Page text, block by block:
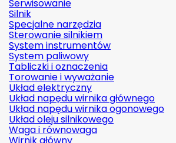
Serwisowanie
Silnik
Specjalne narzędzia
Sterowanie silnikiem
System instrumentów
System paliwowy
Tabliczki i oznaczenia
Torowanie i wyważanie
Układ elektryczny
Układ napędu wirnika głównego
Układ napędu wirnika ogonowego
Układ oleju silnikowego
Waga i równowaga
Wirnik główny